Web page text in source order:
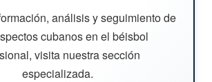
análisis y seguimiento de
cubanos en el béisbol
visita nuestra sección
especializada.